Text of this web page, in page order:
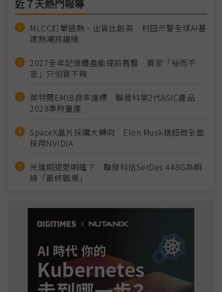
近７天熱門報導
MLCC訂單過熱、出貨比創高 村田示警全球AI基
建熱潮將趨緩
2027全年記憶體產能提前售罄 買家「祕而不
宣」只怕買不夠
英特爾EMIB良率達標 聯發科第2代ASIC產品
2028準時量產
SpaceX晶片採購大轉向 Elon Musk捨超微全面
採用NVIDIA
光進銅退更明確？ 聯發科估SerDes 448G為銅
線「最終戰場」